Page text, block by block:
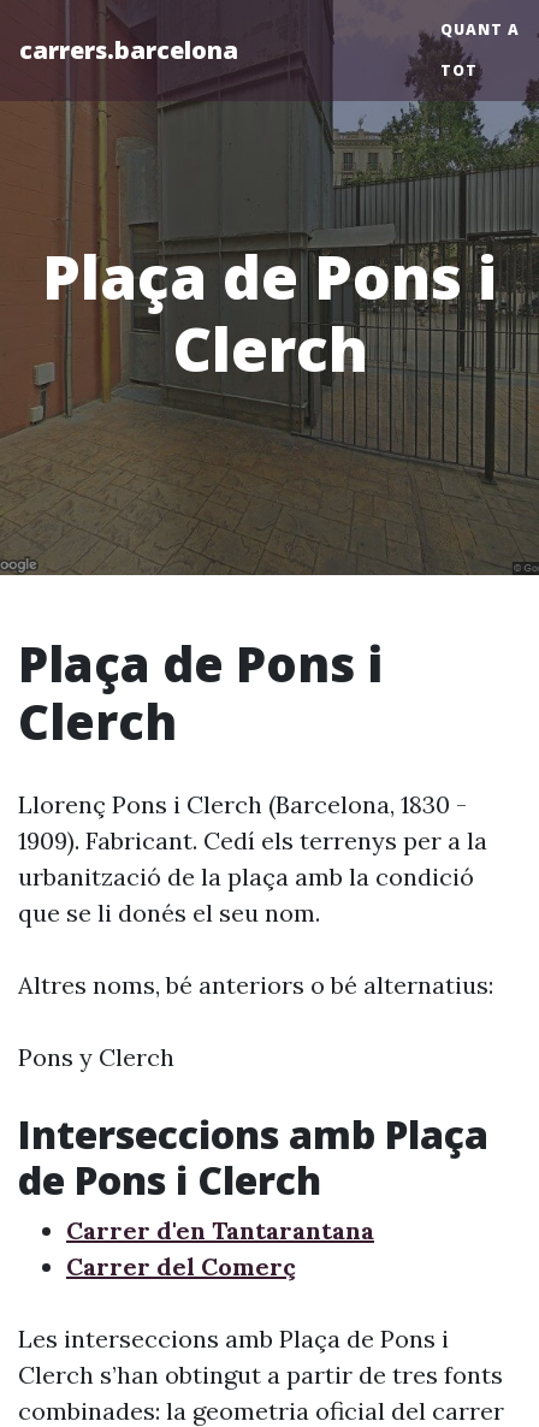
carrers.barcelona
QUANT A
TOT
Plaça de Pons i
Clerch
Plaça de Pons i
Clerch
Llorenç Pons i Clerch (Barcelona, 1830 -
1909). Fabricant. Cedí els terrenys per a la
urbanització de la plaça amb la condició
que se li donés el seu nom.
Altres noms, bé anteriors o bé alternatius:
Pons y Clerch
Interseccions amb Plaça
de Pons i Clerch
Carrer d'en Tantarantana
Carrer del Comerç
Les interseccions amb Plaça de Pons i
Clerch s’han obtingut a partir de tres fonts
combinades: la geometria oficial del carrer